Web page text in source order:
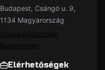
Budapest, Csángó u. 9,
1134 Magyarország
Szabadulószobák
Budapesten
Elérhetőségek